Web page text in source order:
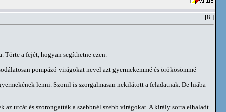
[8.]
a fejét, hogyan segíthetne ezen.
pompázó virágokat nevel azt gyermekemmé és örökösömmé
lenni. Szonil is szorgalmasan nekilátott a feladatnak. De hiába
utcát és szorongatták a szebbnél szebb virágokat. A király sorra elhaladt